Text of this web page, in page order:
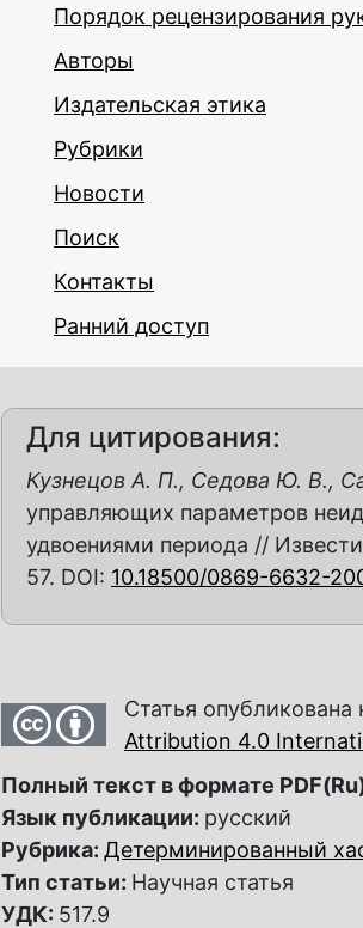
Порядок рецензирования
Авторы
Издательская этика
Рубрики
Новости
Поиск
Контакты
Ранний доступ
Для цитирования:
Кузнецов А. П., Седова Ю. В.,
управляющих параметров
удвоениями периода //
57. DOI: 10.18500/0869-6632-
Статья
Attribution 4.0
Полный текст в формате
Язык публикации: русский
Рубрика: Детерминированный
Тип статьи: Научная статья
УДК: 517.9